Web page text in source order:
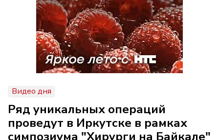
Видео дня
Ряд уникальных операций
проведут в Иркутске в рамках
симпозиума "Хирурги на Байкале"